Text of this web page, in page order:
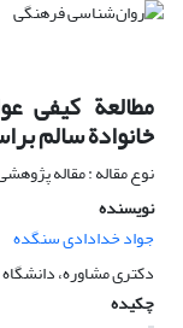
مطالعة کیفی
خانوادة سالم
نوع مقاله : مقاله
نویسنده
جواد خدادادی سنگده
دکتری مشاوره،
چکیده